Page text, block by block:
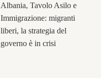
Albania, Tavolo Asilo e
Immigrazione: migranti
liberi, la strategia del
governo è in crisi